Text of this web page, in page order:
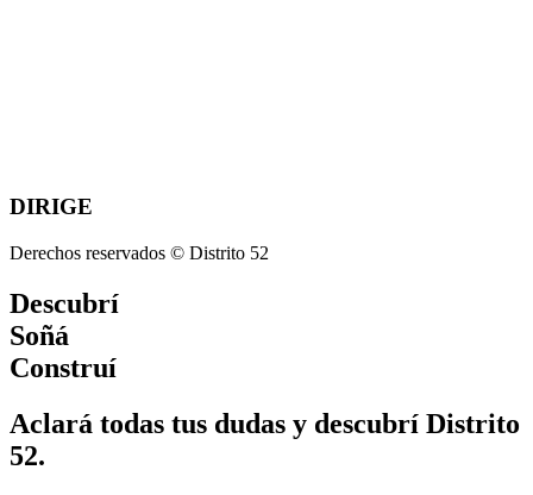
DIRIGE
Derechos reservados © Distrito 52
Descubrí
Soñá
Construí
Aclará todas tus dudas y descubrí Distrito
52.